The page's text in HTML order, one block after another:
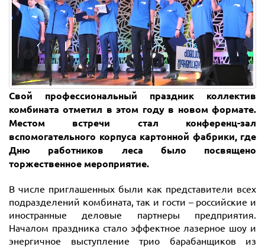
Свой профессиональный праздник коллектив
комбината отметил в этом году в новом формате.
Местом встречи стал конференц-зал
вспомогательного корпуса картонной фабрики, где
Дню работников леса было посвящено
торжественное мероприятие.
В числе приглашенных были как представители всех
подразделений комбината, так и гости – российские и
иностранные деловые партнеры предприятия.
Началом праздника стало эффектное лазерное шоу и
энергичное выступление трио барабанщиков из